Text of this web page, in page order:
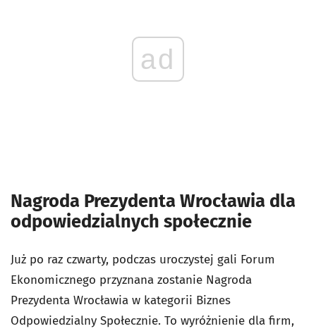
ad
Nagroda Prezydenta Wrocławia dla
odpowiedzialnych społecznie
Już po raz czwarty, podczas uroczystej gali Forum
Ekonomicznego przyznana zostanie Nagroda
Prezydenta Wrocławia w kategorii Biznes
Odpowiedzialny Społecznie. To wyróżnienie dla firm,